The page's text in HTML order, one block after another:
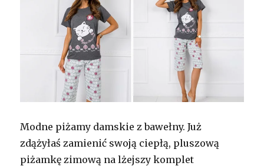
Modne piżamy damskie z bawełny. Już
zdążyłaś zamienić swoją ciepłą, pluszową
piżamkę zimową na lżejszy komplet